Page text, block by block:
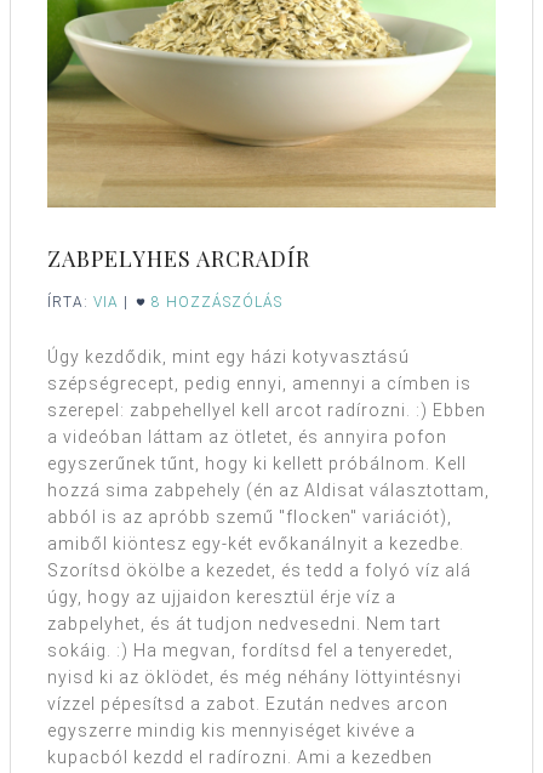
ZABPELYHES ARCRADÍR
ÍRTA: VIA | 8 HOZZÁSZÓLÁS
Úgy kezdődik, mint egy házi kotyvasztású
szépségrecept, pedig ennyi, amennyi a címben is
szerepel: zabpehellyel kell arcot radírozni. :) Ebben
a videóban láttam az ötletet, és annyira pofon
egyszerűnek tűnt, hogy ki kellett próbálnom. Kell
hozzá sima zabpehely (én az Aldisat választottam,
abból is az apróbb szemű "flocken" variációt),
amiből kiöntesz egy-két evőkanálnyit a kezedbe.
Szorítsd ökölbe a kezedet, és tedd a folyó víz alá
úgy, hogy az ujjaidon keresztül érje víz a
zabpelyhet, és át tudjon nedvesedni. Nem tart
sokáig. :) Ha megvan, fordítsd fel a tenyeredet,
nyisd ki az öklödet, és még néhány löttyintésnyi
vízzel pépesítsd a zabot. Ezután nedves arcon
egyszerre mindig kis mennyiséget kivéve a
kupacból kezdd el radírozni. Ami a kezedben